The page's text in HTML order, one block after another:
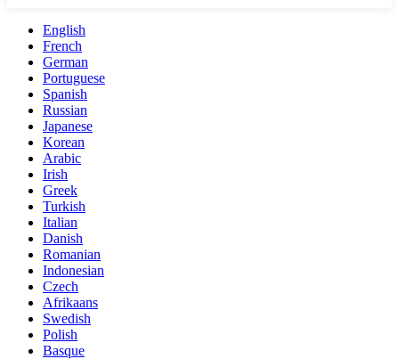
English
French
German
Portuguese
Spanish
Russian
Japanese
Korean
Arabic
Irish
Greek
Turkish
Italian
Danish
Romanian
Indonesian
Czech
Afrikaans
Swedish
Polish
Basque